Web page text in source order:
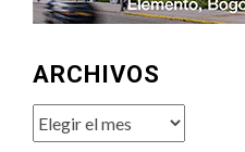
ARCHIVOS
Archivos